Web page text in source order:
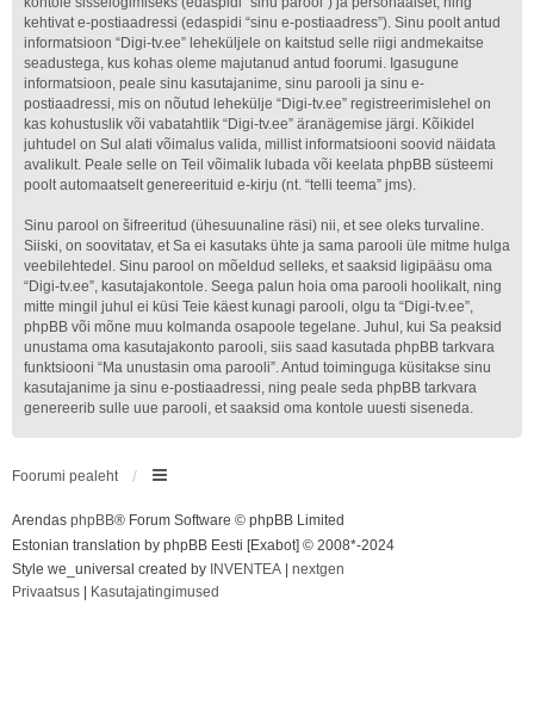
kehtivat e-postiaadressi (edaspidi “sinu e-postiaadress”). Sinu poolt antud
informatsioon “Digi-tv.ee” leheküljele on kaitstud selle riigi andmekaitse
seadustega, kus kohas oleme majutanud antud foorumi. Igasugune
informatsioon, peale sinu kasutajanime, sinu parooli ja sinu e-
postiaadressi, mis on nõutud lehekülje “Digi-tv.ee” registreerimislehel on
kas kohustuslik või vabatahtlik “Digi-tv.ee” äranägemise järgi. Kõikidel
juhtudel on Sul alati võimalus valida, millist informatsiooni soovid näidata
avalikult. Peale selle on Teil võimalik lubada või keelata phpBB süsteemi
poolt automaatselt genereerituid e-kirju (nt. “telli teema” jms).
Sinu parool on šifreeritud (ühesuunaline räsi) nii, et see oleks turvaline.
Siiski, on soovitatav, et Sa ei kasutaks ühte ja sama parooli üle mitme hulga
veebilehtedel. Sinu parool on mõeldud selleks, et saaksid ligipääsu oma
“Digi-tv.ee”, kasutajakontole. Seega palun hoia oma parooli hoolikalt, ning
mitte mingil juhul ei küsi Teie käest kunagi parooli, olgu ta “Digi-tv.ee”,
phpBB või mõne muu kolmanda osapoole tegelane. Juhul, kui Sa peaksid
unustama oma kasutajakonto parooli, siis saad kasutada phpBB tarkvara
funktsiooni “Ma unustasin oma parooli”. Antud toiminguga küsitakse sinu
kasutajanime ja sinu e-postiaadressi, ning peale seda phpBB tarkvara
genereerib sulle uue parooli, et saaksid oma kontole uuesti siseneda.
Foorumi pealeht
Arendas phpBB® Forum Software © phpBB Limited
Estonian translation by phpBB Eesti [Exabot] © 2008*-2024
Style we_universal created by INVENTEA
nextgen
Privaatsus
Kasutajatingimused